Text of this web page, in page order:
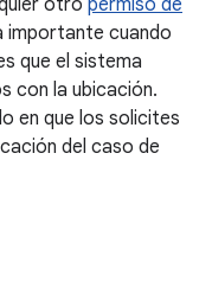
otro permiso de
importante cuando
que el sistema
con la ubicación.
en que los solicites
del caso de